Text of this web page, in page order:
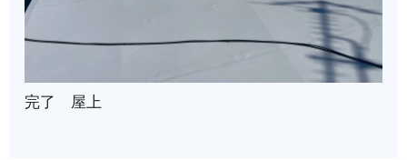
完了 屋上